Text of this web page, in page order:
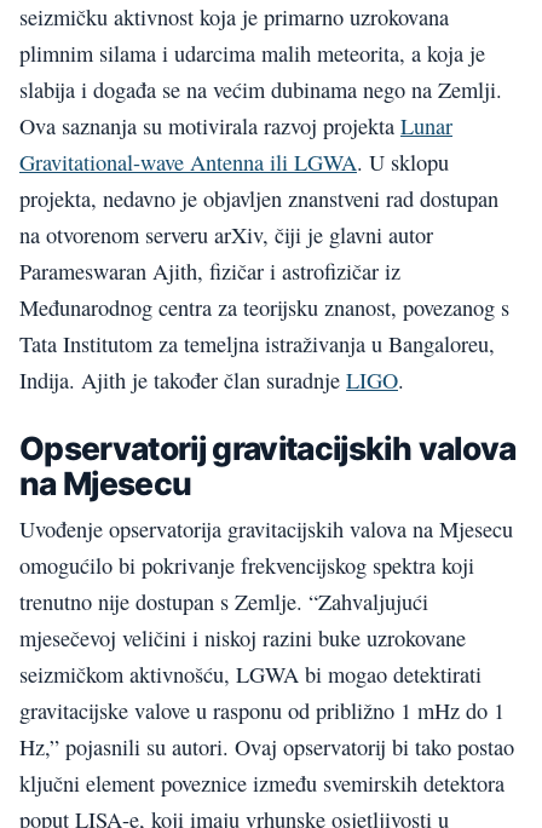
seizmičku aktivnost koja je primarno uzrokovana
plimnim silama i udarcima malih meteorita, a koja je
slabija i događa se na većim dubinama nego na Zemlji.
Ova saznanja su motivirala razvoj projekta Lunar
Gravitational-wave Antenna ili LGWA. U sklopu
projekta, nedavno je objavljen znanstveni rad dostupan
na otvorenom serveru arXiv, čiji je glavni autor
Parameswaran Ajith, fizičar i astrofizičar iz
Međunarodnog centra za teorijsku znanost, povezanog s
Tata Institutom za temeljna istraživanja u Bangaloreu,
Indija. Ajith je također član suradnje LIGO.
Opservatorij gravitacijskih valova
na Mjesecu
Uvođenje opservatorija gravitacijskih valova na Mjesecu
omogućilo bi pokrivanje frekvencijskog spektra koji
trenutno nije dostupan s Zemlje. “Zahvaljujući
mjesečevoj veličini i niskoj razini buke uzrokovane
seizmičkom aktivnošću, LGWA bi mogao detektirati
gravitacijske valove u rasponu od približno 1 mHz do 1
Hz,” pojasnili su autori. Ovaj opservatorij bi tako postao
ključni element poveznice između svemirskih detektora
poput LISA-e, koji imaju vrhunske osjetljivosti u